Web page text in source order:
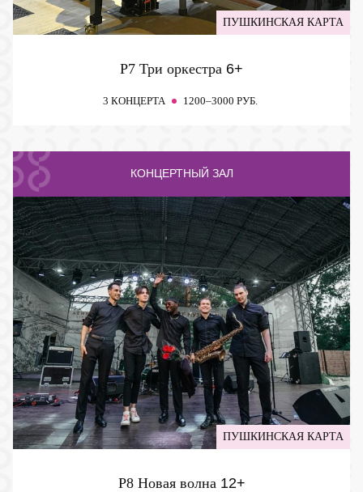
ПУШКИНСКАЯ КАРТА
P7 Три оркестра 6+
3 КОНЦЕРТА 1200–3000 РУБ.
КОНЦЕРТНЫЙ ЗАЛ
ПУШКИНСКАЯ КАРТА
P8 Новая волна 12+